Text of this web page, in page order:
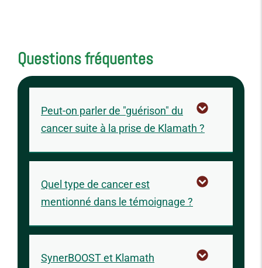
Questions fréquentes
Peut-on parler de "guérison" du
cancer suite à la prise de Klamath ?
Quel type de cancer est
mentionné dans le témoignage ?
SynerBOOST et Klamath